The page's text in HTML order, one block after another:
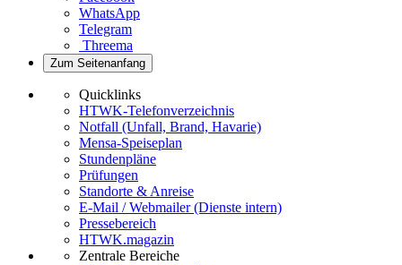
WhatsApp
Telegram
Threema
Zum Seitenanfang
Quicklinks
HTWK-Telefonverzeichnis
Notfall (Unfall, Brand, Havarie)
Mensa-Speiseplan
Stundenpläne
Prüfungen
Standorte & Anreise
E-Mail / Webmailer (Dienste intern)
Pressebereich
HTWK.magazin
Zentrale Bereiche